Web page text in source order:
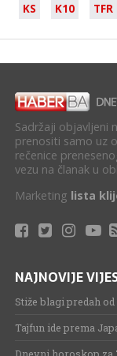
KS
K10 TFR
Sadržaji objavljeni
prenositi samo uz
rečenice
vezu na članak u
Marketing lista
NAJNOVIJE
Stiže blagi predah
Tajfun ide prema